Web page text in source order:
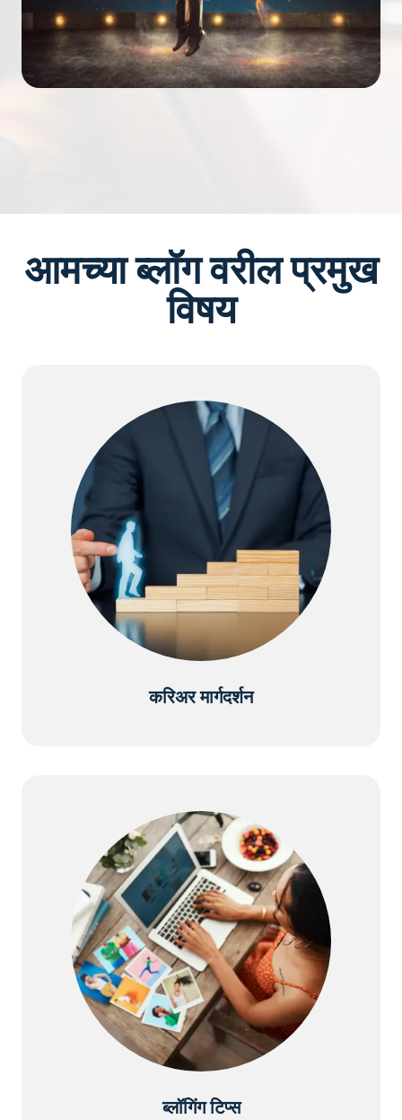
आमच्या ब्लॉग वरील प्रमुख
विषय
करिअर मार्गदर्शन
ब्लॉगिंग टिप्स